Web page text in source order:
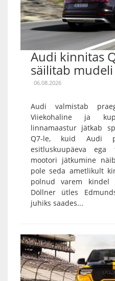
Audi kinnitas
säilitab
06.08.2026
Audi valmistab
Viiekohaline ja
linnamaastur jätkab
Q7-le, kuid Audi
esitluskuupäeva
mootori jätkumine
pole seda ametlikult
polnud varem kindel
Döllner ütles
juhiks saades...